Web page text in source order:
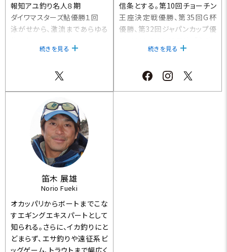
報知アユ釣り名人８期
ダイワマスターズ鮎優勝１回
泳がせから、激流まであらゆる
ーとしてトーナメントで活躍。
続きを見る
信条とする。第10回チョーチン
王座決定戦優勝、第35回G杯
優勝、第32回ジャパンカップ優
続きを見る
笛木 展雄
Norio Fueki
オカッパリからボートまでこな
すエギングエキスパートとして
知られる。さらに、イカ釣りにと
どまらず、エサ釣りや遠征系ビ
ッグゲーム、トラウトまで幅広く